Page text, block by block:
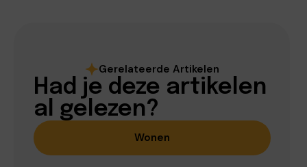
Gerelateerde Artikelen
Had je deze artikelen
al gelezen?
Wonen